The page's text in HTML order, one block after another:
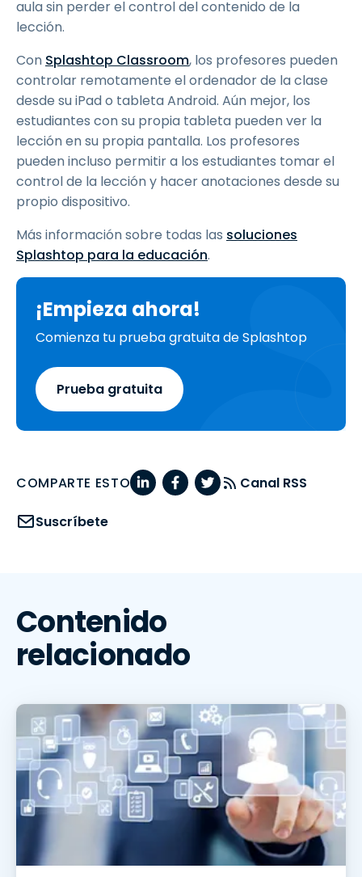
aula sin perder el control del contenido de la
lección.
Con Splashtop Classroom, los profesores pueden
controlar remotamente el ordenador de la clase
desde su iPad o tableta Android. Aún mejor, los
estudiantes con su propia tableta pueden ver la
lección en su propia pantalla. Los profesores
pueden incluso permitir a los estudiantes tomar el
control de la lección y hacer anotaciones desde su
propio dispositivo.
Más información sobre todas las soluciones
Splashtop para la educación.
¡Empieza ahora!
Comienza tu prueba gratuita de Splashtop
Prueba gratuita
COMPARTE ESTO Canal RSS
Suscríbete
Contenido
relacionado